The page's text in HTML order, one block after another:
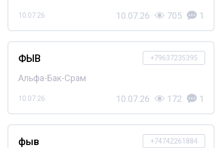
10.07.26 10.07.26 705 1
+79637235395
ФЫВ
Альфа-Бак-Срам
10.07.26 10.07.26 172 1
+74742261884
фыв